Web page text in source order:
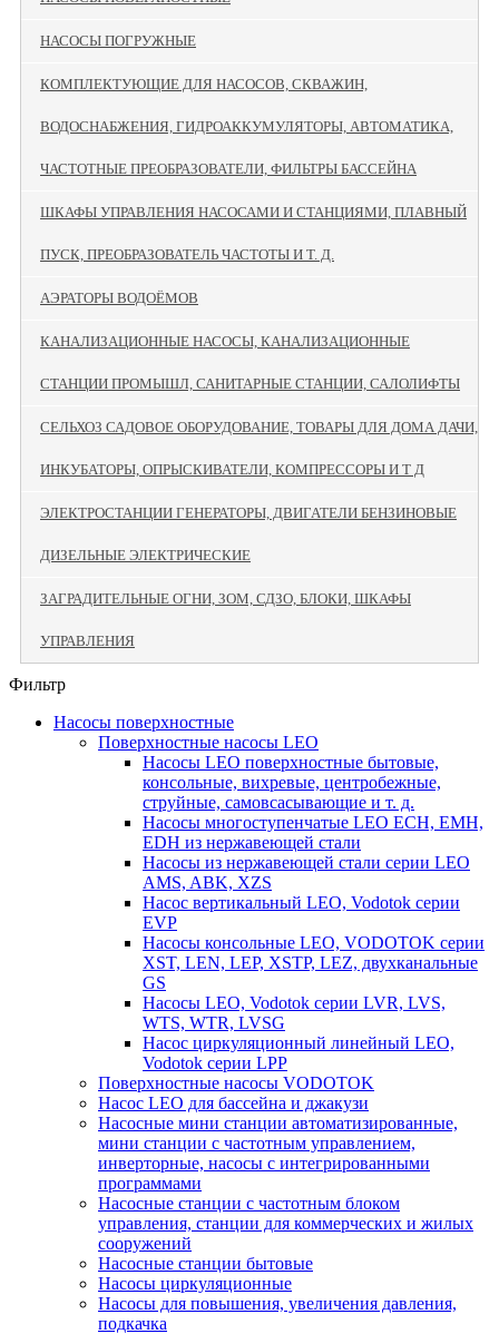
НАСОСЫ ПОГРУЖНЫЕ
КОМПЛЕКТУЮЩИЕ ДЛЯ НАСОСОВ, СКВАЖИН,
ВОДОСНАБЖЕНИЯ, ГИДРОАККУМУЛЯТОРЫ, АВТОМАТИКА,
ЧАСТОТНЫЕ ПРЕОБРАЗОВАТЕЛИ, ФИЛЬТРЫ БАССЕЙНА
ШКАФЫ УПРАВЛЕНИЯ НАСОСАМИ И СТАНЦИЯМИ, ПЛАВНЫЙ
ПУСК, ПРЕОБРАЗОВАТЕЛЬ ЧАСТОТЫ И Т. Д.
АЭРАТОРЫ ВОДОЁМОВ
КАНАЛИЗАЦИОННЫЕ НАСОСЫ, КАНАЛИЗАЦИОННЫЕ
СТАНЦИИ ПРОМЫШЛ, САНИТАРНЫЕ СТАНЦИИ, САЛОЛИФТЫ
СЕЛЬХОЗ САДОВОЕ ОБОРУДОВАНИЕ, ТОВАРЫ ДЛЯ ДОМА ДАЧИ,
ИНКУБАТОРЫ, ОПРЫСКИВАТЕЛИ, КОМПРЕССОРЫ И Т Д
ЭЛЕКТРОСТАНЦИИ ГЕНЕРАТОРЫ, ДВИГАТЕЛИ БЕНЗИНОВЫЕ
ДИЗЕЛЬНЫЕ ЭЛЕКТРИЧЕСКИЕ
ЗАГРАДИТЕЛЬНЫЕ ОГНИ, ЗОМ, СДЗО, БЛОКИ, ШКАФЫ
УПРАВЛЕНИЯ
Фильтр
Насосы поверхностные
Поверхностные насосы LEO
Насосы LEO поверхностные бытовые,
консольные, вихревые, центробежные,
струйные, самовсасывающие и т. д.
Насосы многоступенчатые LEO ECH, EMH,
EDH из нержавеющей стали
Насосы из нержавеющей стали серии LEO
AMS, ABK, XZS
Насос вертикальный LEO, Vodotok серии
EVP
Насосы консольные LEO, VODOTOK серии
XST, LEN, LEP, XSTP, LEZ, двухканальные
GS
Насосы LEO, Vodotok серии LVR, LVS,
WTS, WTR, LVSG
Насос циркуляционный линейный LEO,
Vodotok серии LPP
Поверхностные насосы VODOTOK
Насос LEO для бассейна и джакузи
Насосные мини станции автоматизированные,
мини станции с частотным управлением,
инверторные, насосы с интегрированными
программами
Насосные станции с частотным блоком
управления, станции для коммерческих и жилых
сооружений
Насосные станции бытовые
Насосы циркуляционные
Насосы для повышения, увеличения давления,
подкачка